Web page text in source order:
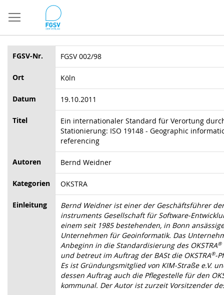
zum
Inhalt
FGSV-Nr. FGSV 002/98
Ort Köln
Datum 19.10.2011
Titel
Ein internationaler Standard für Verortung
Stationierung: ISO 19148 - Geographic
referencing
Autoren Bernd Weidner
Kategorien OKSTRA
Einleitung
Bernd Weidner ist einer der Geschäftsführer
instruments Gesellschaft für Software-
einem seit 1985 bestehenden, in Bonn
Unternehmen für Geoinformatik. Das
Anbeginn in die Standardisierung des OKSTRA®
und betreut im Auftrag der BASt die OKSTRA®-
Es ist Gründungsmitglied von KIM-Straße e.V.
dessen Auftrag auch die Pflegestelle für den
kommunal. Der Autor ist zurzeit Vorsitzender